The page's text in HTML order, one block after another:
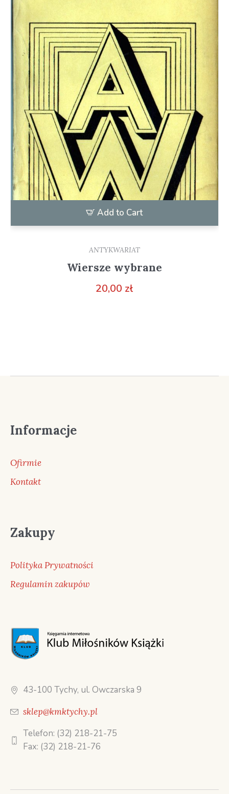
Add to Cart
ANTYKWARIAT
Wiersze wybrane
20,00 zł
Informacje
Ofirmie
Kontakt
Zakupy
Polityka Prywatności
Regulamin zakupów
43-100 Tychy, ul. Owczarska 9
sklep@kmktychy.pl
Telefon: (32) 218-21-75
Fax: (32) 218-21-76